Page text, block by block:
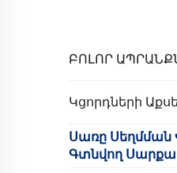
ԲՈԼՈՐ
Կցորդների
Սառը Սեղմման
Գտնվող